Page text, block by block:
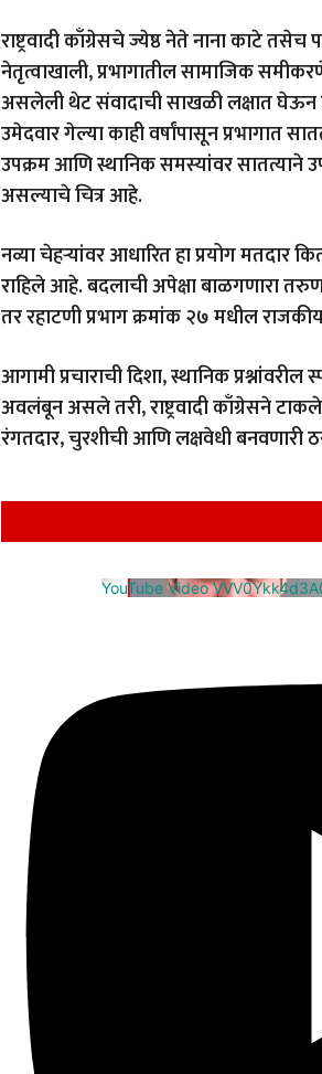
राष्ट्रवादी काँग्रेसचे ज्येष्ठ नेते नाना काटे तसेच
नेतृत्वाखाली, प्रभागातील सामाजिक
असलेली थेट संवादाची साखळी लक्षात घेऊन
उमेदवार गेल्या काही वर्षांपासून प्रभागात
उपक्रम आणि स्थानिक समस्यांवर सातत्याने
असल्याचे चित्र आहे.
नव्या चेहऱ्यांवर आधारित हा प्रयोग मतदार
राहिले आहे. बदलाची अपेक्षा बाळगणारा तरुण
तर रहाटणी प्रभाग क्रमांक २७ मधील
आगामी प्रचाराची दिशा, स्थानिक
अवलंबून असले तरी, राष्ट्रवादी काँग्रेसने
रंगतदार, चुरशीची आणि लक्षवेधी बनवणारी
YouTube Video